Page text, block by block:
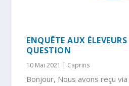
ENQUÊTE AUX
QUESTION
10 Mai 2021 | Caprins
Bonjour, Nous avons reçu via